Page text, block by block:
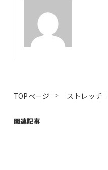
TOPページ ストレッチ
関連記事